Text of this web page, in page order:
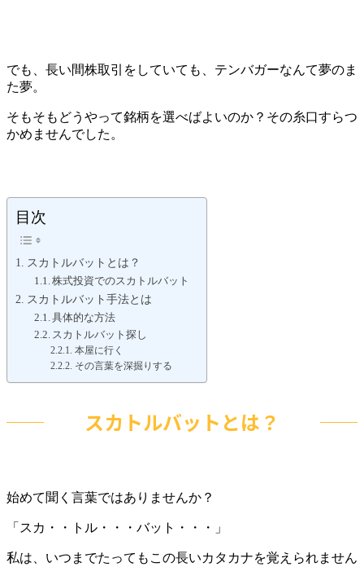
でも、長い間株取引をしていても、テンバガーなんて夢のま
た夢。
そもそもどうやって銘柄を選べばよいのか？その糸口すらつ
かめませんでした。
目次
スカトルバットとは？
株式投資でのスカトルバット
スカトルバット手法とは
具体的な方法
スカトルバット探し
本屋に行く
その言葉を深掘りする
スカトルバットとは？
始めて聞く言葉ではありませんか？
「スカ・・トル・・・バット・・・」
私は、いつまでたってもこの長いカタカナを覚えられません